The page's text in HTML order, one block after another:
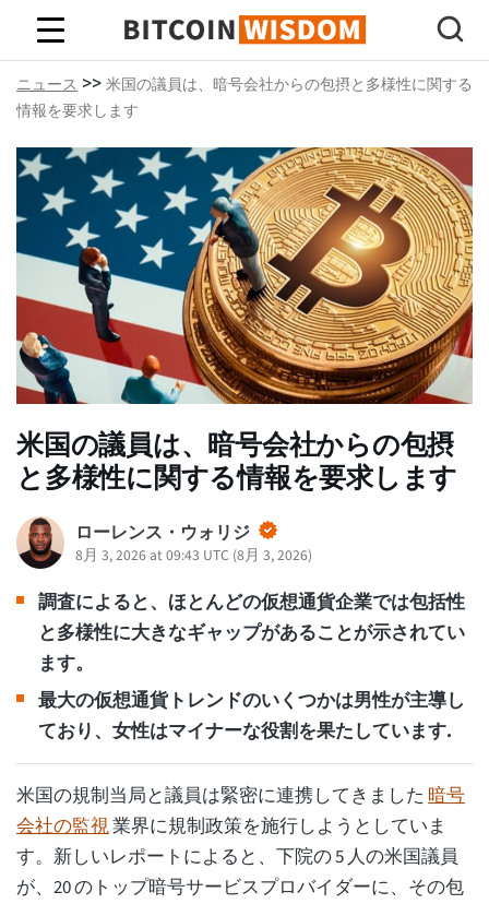
ビットコインの知恵
ニュース >> 米国の議員は、暗号会社からの包摂と多様性に関する
情報を要求します
米国の議員は、暗号会社からの包摂
と多様性に関する情報を要求します
ローレンス・ウォリジ
8月 3, 2026 at 09:43 UTC (8月 3, 2026)
調査によると、ほとんどの仮想通貨企業では包括性
と多様性に大きなギャップがあることが示されてい
ます。
最大の仮想通貨トレンドのいくつかは男性が主導し
ており、女性はマイナーな役割を果たしています.
米国の規制当局と議員は緊密に連携してきました暗号
会社の監視業界に規制政策を施行しようとしていま
す。新しいレポートによると、下院の 5 人の米国議員
が、20 のトップ暗号サービスプロバイダーに、その包